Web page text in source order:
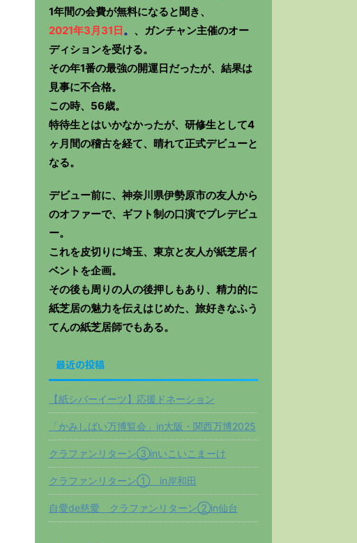
1年間の会費が無料になると聞き、
2021年3月31日。 、ガンチャン主催のオー
ディションを受ける。
その年1番の最強の開運日だったが、結果は
見事に不合格。
この時、56歳。
特待生とはいかなかったが、研修生として4
ヶ月間の稽古を経て、晴れて正式デビューと
なる。
デビュー前に、神奈川県伊勢原市の友人から
のオファーで、ギフト制の口演でプレデビュ
ー。
これを皮切りに埼玉、東京と友人が紙芝居イ
ベントを企画。
その後も周りの人の後押しもあり、精力的に
紙芝居の魅力を伝えはじめた、旅好きなふう
てんの紙芝居師でもある。
最近の投稿
【紙シバーイーツ】応援ドネーション
「かみしばい万博覧会」in大阪・関西万博2025
クラファンリターン③inいこいこまーけ
クラファンリターン① in岸和田
自愛de慈愛 クラファンリターン②in仙台